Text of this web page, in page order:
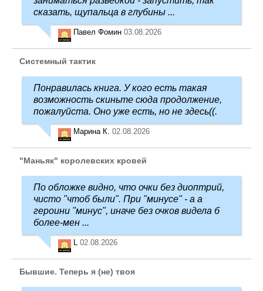
сказать, щупальца в глубины ...
Павел Фомин 03.08.2026
Системный тактик
Понравилась книга. У кого есть такая
возможность скиньте сюда продолжение,
пожалуйста. Оно уже есть, но не здесь((.
Марина К. 02.08.2026
"Маньяк" королевских кровей
По обложке видно, что очки без диоптрий,
чисто "чтоб были". При "минусе" - а а
героини "минус", иначе без очков видела б
более-мен ...
L 02.08.2026
Бывшие. Теперь я (не) твоя